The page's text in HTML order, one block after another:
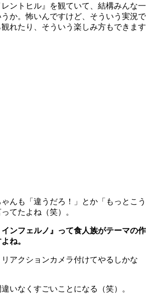
ントヒル』を観ていて、結構みんな一
か。怖いんですけど、そういう実況で
れたり、そういう楽しみ方もできます
んも「違うだろ！」とか「もっとこう
てたよね（笑）。
ンフェルノ』って食人族がテーマの作
ね。
アクションカメラ付けてやるしかな
なくすごいことになる（笑）。